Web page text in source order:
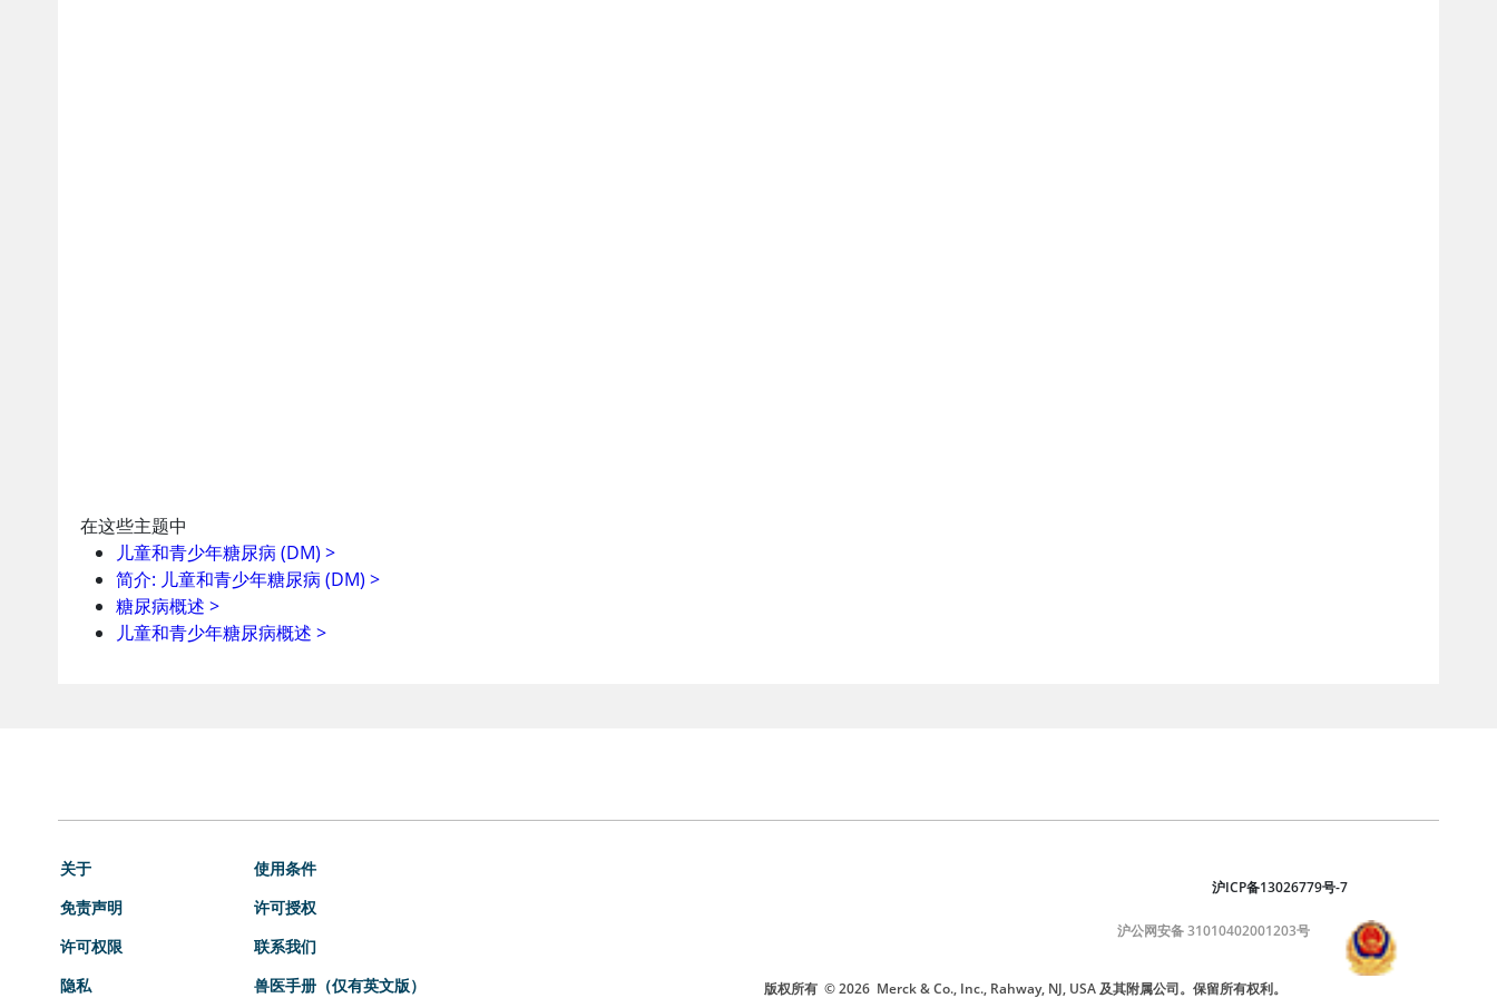
在这些主题中
儿童和青少年糖尿病 (DM) >
简介: 儿童和青少年糖尿病 (DM) >
糖尿病概述 >
儿童和青少年糖尿病概述 >
关于
免责声明
许可权限
隐私
使用条件
许可授权
联系我们
兽医手册（仅有英文版）
沪ICP备13026779号-7
沪公网安备 31010402001203号
版权所有 © 2026 Merck & Co., Inc., Rahway, NJ, USA 及其附属公司。保留所有权利。